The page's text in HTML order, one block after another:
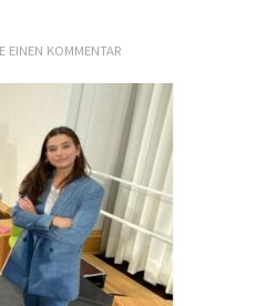
EINEN KOMMENTAR